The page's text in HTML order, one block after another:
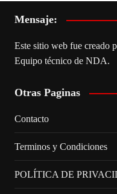
Mensaje:
Este sitio web fue creado
Equipo técnico de NDA.
Otras Paginas
Contacto
Terminos y Condiciones
POLÍTICA DE